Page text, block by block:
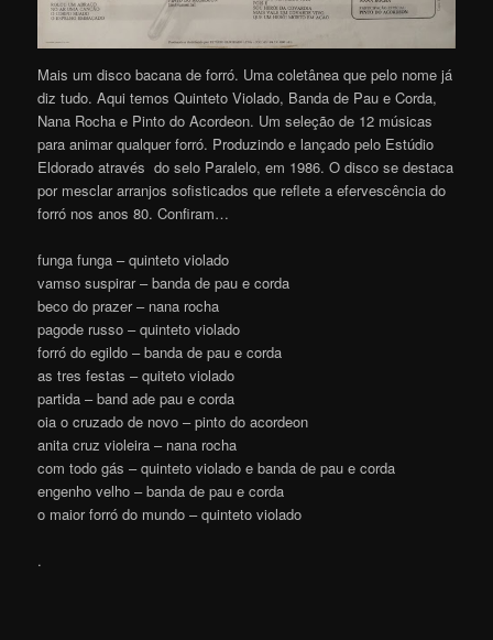
Mais um disco bacana de forró. Uma coletânea que pelo nome já
diz tudo. Aqui temos Quinteto Violado, Banda de Pau e Corda,
Nana Rocha e Pinto do Acordeon. Um seleção de 12 músicas
para animar qualquer forró. Produzindo e lançado pelo Estúdio
Eldorado através do selo Paralelo, em 1986. O disco se destaca
por mesclar arranjos sofisticados que reflete a efervescência do
forró nos anos 80. Confiram…
funga funga – quinteto violado
vamso suspirar – banda de pau e corda
beco do prazer – nana rocha
pagode russo – quinteto violado
forró do egildo – banda de pau e corda
as tres festas – quiteto violado
partida – band ade pau e corda
oia o cruzado de novo – pinto do acordeon
anita cruz violeira – nana rocha
com todo gás – quinteto violado e banda de pau e corda
engenho velho – banda de pau e corda
o maior forró do mundo – quinteto violado
.